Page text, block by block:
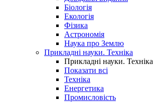
Біологія
Екологія
Фізика
Астрономія
Наука про Землю
Прикладні науки. Техніка
Прикладні науки. Техніка
Показати всі
Техніка
Енергетика
Промисловість